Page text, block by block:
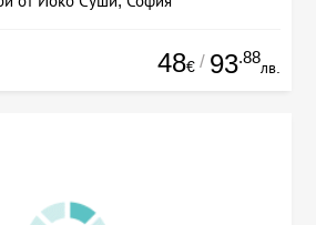
48€ / 93.88
лв.